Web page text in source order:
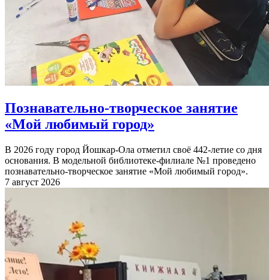
Познавательно-творческое занятие
«Мой любимый город»
В 2026 году город Йошкар-Ола отметил своё 442-летие со дня
основания. В модельной библиотеке-филиале №1 проведено
познавательно-творческое занятие «Мой любимый город».
7 август 2026